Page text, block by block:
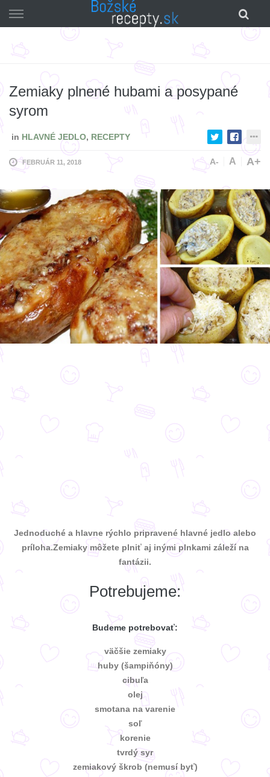
to
Zemiaky plnené hubami a posypané
syrom
in HLAVNÉ JEDLO, RECEPTY
FEBRUÁR 11, 2018 A- A A+
Jednoduché a hlavne rýchlo pripravené hlavné jedlo alebo
príloha.Zemiaky môžete plniť aj inými plnkami záleží na
fantázii.
Potrebujeme:
Budeme potrebovať:
väčšie zemiaky
huby (šampiňóny)
cibuľa
olej
smotana na varenie
soľ
korenie
tvrdý syr
zemiakový škrob (nemusí byť)